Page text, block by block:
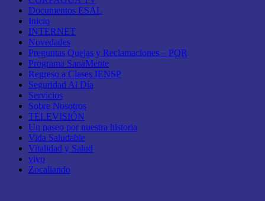
Documentos ESAL
Inicio
INTERNET
Novedades
Preguntas Quejas y Reclamaciones – PQR
Programa SanaMente
Regreso a Clases IENSP
Seguridad Al Día
Servicios
Sobre Nosotros
TELEVISIÓN
Un paseo por nuestra historia
Vida Saludable
Vitalidad y Salud
vivo
Zocaliando